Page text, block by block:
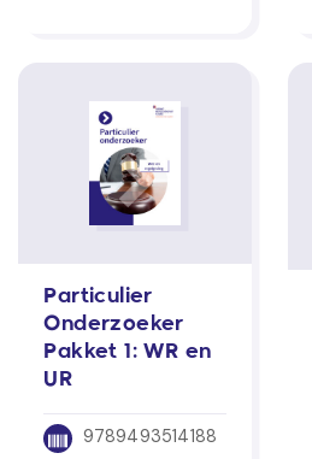
Particulier
Onderzoeker
Pakket 1: WR en
UR
9789493514188